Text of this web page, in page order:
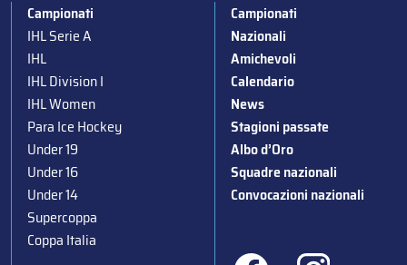
Campionati
IHL Serie A
IHL
IHL Division I
IHL Women
Para Ice Hockey
Under 19
Under 16
Under 14
Supercoppa
Coppa Italia
Campionati
Nazionali
Amichevoli
Calendario
News
Stagioni passate
Albo d’Oro
Squadre nazionali
Convocazioni nazionali